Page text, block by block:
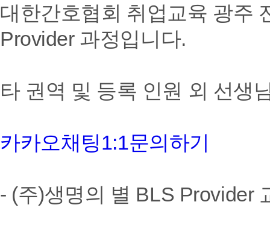
대한간호협회 취업교육 광주
Provider 과정입니다.
타 권역 및 등록 인원 외 선생
카카오채팅1:1문의하기
- (주)생명의 별 BLS Provider